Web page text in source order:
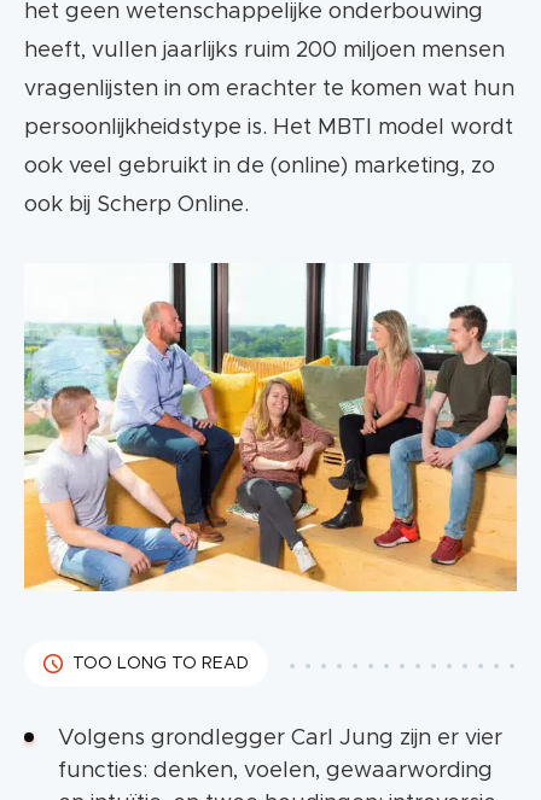
het geen wetenschappelijke onderbouwing
heeft, vullen jaarlijks ruim 200 miljoen mensen
vragenlijsten in om erachter te komen wat hun
persoonlijkheidstype is. Het MBTI model wordt
ook veel gebruikt in de (online) marketing, zo
ook bij Scherp Online.
TOO LONG TO READ
Volgens grondlegger Carl Jung zijn er vier
functies: denken, voelen, gewaarwording